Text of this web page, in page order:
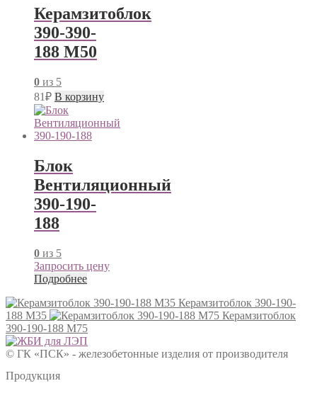
Керамзитоблок
390-390-
188 М50
0 из 5
81₽ В корзину
Блок
Вентиляционный
390-190-
188
0 из 5
Запросить цену
Подробнее
Керамзитоблок 390-190-
188 М35
Керамзитоблок
390-190-188 М75
© ГК «ПСК» - железобетонные изделия от производителя
Продукция